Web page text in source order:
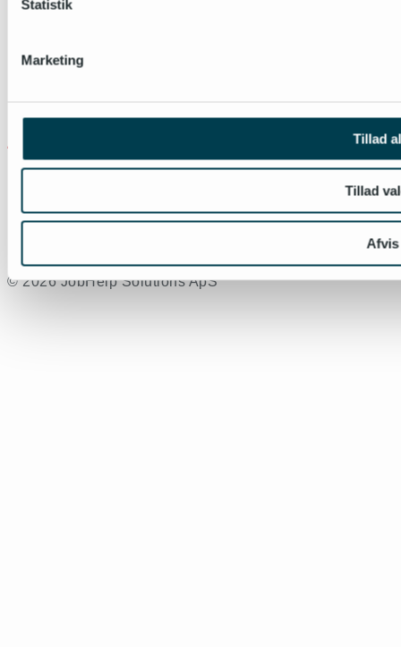
Statistik
Marketing
Tillad
Tillad
Afvis
© 2026 JobHelp Solutions ApS